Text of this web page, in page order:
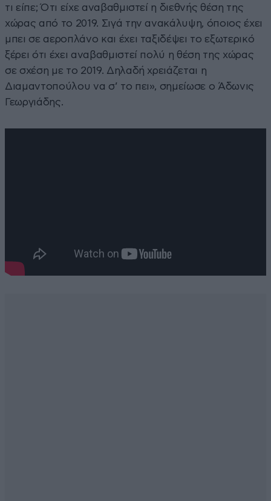
τι είπε; Ότι είχε αναβαθμιστεί η διεθνής θέση της
χώρας από το 2019. Σιγά την ανακάλυψη, όποιος έχει
μπει σε αεροπλάνο και έχει ταξιδέψει το εξωτερικό
ξέρει ότι έχει αναβαθμιστεί πολύ η θέση της χώρας
σε σχέση με το 2019. Δηλαδή χρειάζεται η
Διαμαντοπούλου να σ’ το πει», σημείωσε ο Άδωνις
Γεωργιάδης.